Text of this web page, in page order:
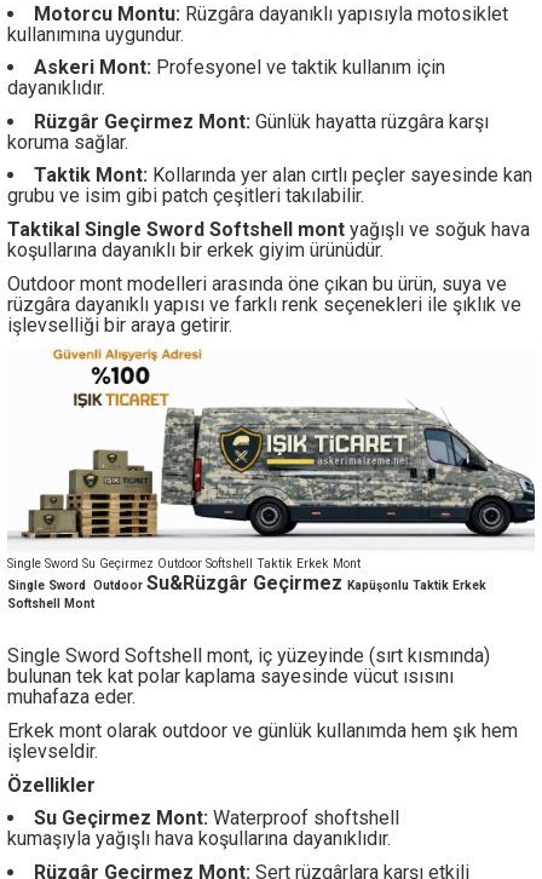
Motorcu Montu: Rüzgâra dayanıklı yapısıyla motosiklet
kullanımına uygundur.
Askeri Mont: Profesyonel ve taktik kullanım için
dayanıklıdır.
Rüzgâr Geçirmez Mont: Günlük hayatta rüzgâra karşı
koruma sağlar.
Taktik Mont: Kollarında yer alan cırtlı peçler sayesinde kan
grubu ve isim gibi patch çeşitleri takılabilir.
Taktikal Single Sword Softshell mont yağışlı ve soğuk hava
koşullarına dayanıklı bir erkek giyim ürünüdür.
Outdoor mont modelleri arasında öne çıkan bu ürün, suya ve
rüzgâra dayanıklı yapısı ve farklı renk seçenekleri ile şıklık ve
işlevselliği bir araya getirir.
Single Sword Su Geçirmez Outdoor Softshell Taktik Erkek Mont
Single Sword
Outdoor Su&Rüzgâr Geçirmez
Kapüşonlu Taktik Erkek
Softshell Mont
Single Sword Softshell mont, iç yüzeyinde (sırt kısmında)
bulunan tek kat polar kaplama sayesinde vücut ısısını
muhafaza eder.
Erkek mont olarak outdoor ve günlük kullanımda hem şık hem
işlevseldir.
Özellikler
Su Geçirmez Mont: Waterproof shoftshell
kumaşıyla yağışlı hava koşullarına dayanıklıdır.
Rüzgâr Geçirmez Mont: Sert rüzgârlara karşı etkili